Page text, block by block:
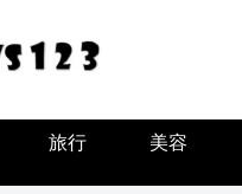
旅行 美容